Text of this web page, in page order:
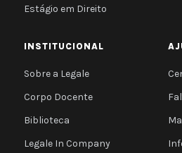
Estágio em Direito
INSTITUCIONAL
Sobre a Legale
Corpo Docente
Biblioteca
Legale In Company